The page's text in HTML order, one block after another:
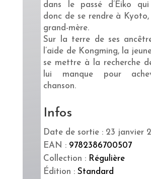
dans le passé d’Eiko
donc de se rendre à Kyoto,
grand-mère.
Sur la terre de ses
l’aide de Kongming, la
se mettre à la recherche
lui manque pour
chanson.
Infos
Date de sortie : 23 janvier
EAN : 9782386700507
Collection : Régulière
Édition :Standard